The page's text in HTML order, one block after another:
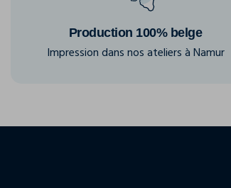
Production 100% belge
Impression dans nos ateliers à Namur